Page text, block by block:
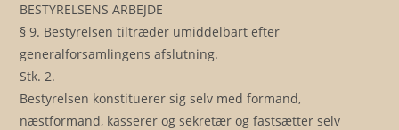
BESTYRELSENS ARBEJDE
§ 9. Bestyrelsen tiltræder umiddelbart efter
generalforsamlingens afslutning.
Stk. 2.
Bestyrelsen konstituerer sig selv med formand,
næstformand, kasserer og sekretær og fastsætter selv